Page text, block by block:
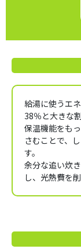
給湯に使うエ
38％と大きな
保温機能をも
さむことで、
す。
余分な追い炊
し、光熱費を